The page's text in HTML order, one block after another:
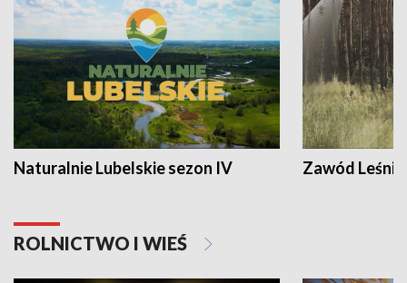
Naturalnie Lubelskie sezon IV Zawód Leśnik
ROLNICTWO I WIEŚ